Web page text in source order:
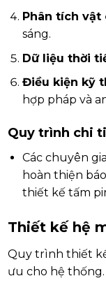
Phân tích vật
sáng.
Dữ liệu thời
Điều kiện kỹ
hợp pháp và
Quy trình chi
Các chuyên
hoàn thiện
thiết kế tấm
Thiết kế hệ
Quy trình thiết
ưu cho hệ thống.